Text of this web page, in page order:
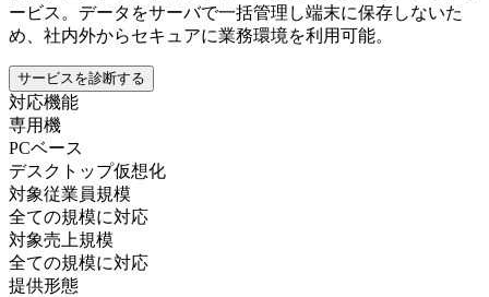
ービス。データをサーバで一括管理し端末に保存しないた
め、社内外からセキュアに業務環境を利用可能。
サービスを診断する
対応機能
専用機
PCベース
デスクトップ仮想化
対象従業員規模
全ての規模に対応
対象売上規模
全ての規模に対応
提供形態